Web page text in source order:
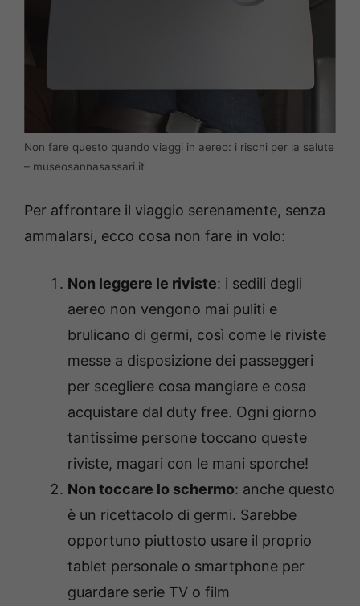
Non fare questo quando viaggi in aereo: i rischi per la salute
– museosannasassari.it
Per affrontare il viaggio serenamente, senza
ammalarsi, ecco cosa non fare in volo:
Non leggere le riviste: i sedili degli
aereo non vengono mai puliti e
brulicano di germi, così come le riviste
messe a disposizione dei passeggeri
per scegliere cosa mangiare e cosa
acquistare dal duty free. Ogni giorno
tantissime persone toccano queste
riviste, magari con le mani sporche!
Non toccare lo schermo: anche questo
è un ricettacolo di germi. Sarebbe
opportuno piuttosto usare il proprio
tablet personale o smartphone per
guardare serie TV o film